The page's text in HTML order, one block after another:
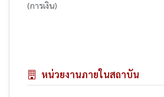
(การเงิน)
หน่วยงานภายในสถาบัน